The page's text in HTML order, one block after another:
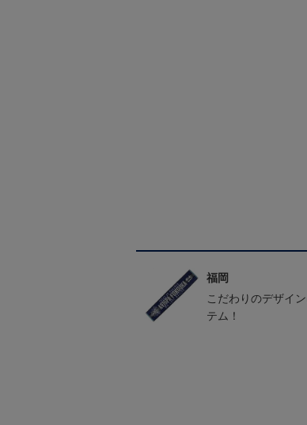
福岡
こだわりのデザイ
テム！